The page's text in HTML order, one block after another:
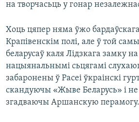
на творчасьць у гонар
Хоць цяпер няма ўжо
Крапівенскім полі, але ў той
беларусаў каля Лідзкага замку
нацыянальнымі сьцягамі
забаронены ў Расеі ўкраінскі
скандуючы «Жыве Беларусь» і
згадваючы Аршанскую перамогу.